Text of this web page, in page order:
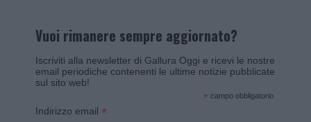
Vuoi rimanere sempre aggiornato?
Iscriviti alla newsletter di Gallura Oggi e ricevi le nostre
email periodiche contenenti le ultime notizie pubblicate
sul sito web!
* campo obbligatorio
Indirizzo email *